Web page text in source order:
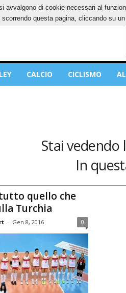
CONTATTI COOKIES PRIVACY
CALCIO CICLISMO
Stai vedendo
In
quello che
Turchia
- Gen 8, 2016 0
di cookie necessari al
questa pagina, cliccando su